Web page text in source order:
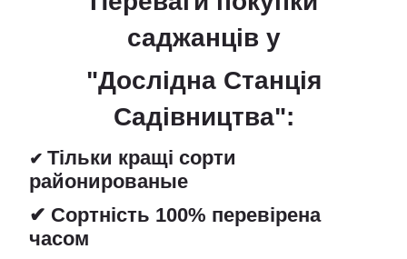
саджанців у
"Дослідна Станція
Садівництва":
✔ Тільки кращі сорти
районированые
✔ Сортність 100% перевірена
часом